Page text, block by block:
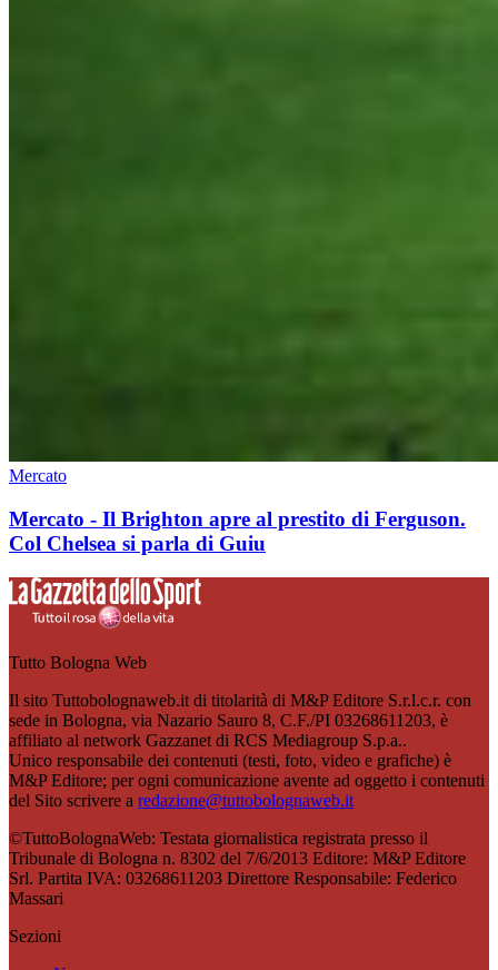
Mercato
Mercato - Il Brighton apre al prestito di Ferguson.
Col Chelsea si parla di Guiu
Tutto Bologna Web
Il sito Tuttobolognaweb.it di titolarità di M&P Editore S.r.l.c.r. con
sede in Bologna, via Nazario Sauro 8, C.F./PI 03268611203, è
affiliato al network Gazzanet di RCS Mediagroup S.p.a..
Unico responsabile dei contenuti (testi, foto, video e grafiche) è
M&P Editore; per ogni comunicazione avente ad oggetto i contenuti
del Sito scrivere a redazione@tuttobolognaweb.it
©TuttoBolognaWeb: Testata giornalistica registrata presso il
Tribunale di Bologna n. 8302 del 7/6/2013 Editore: M&P Editore
Srl. Partita IVA: 03268611203 Direttore Responsabile: Federico
Massari
Sezioni